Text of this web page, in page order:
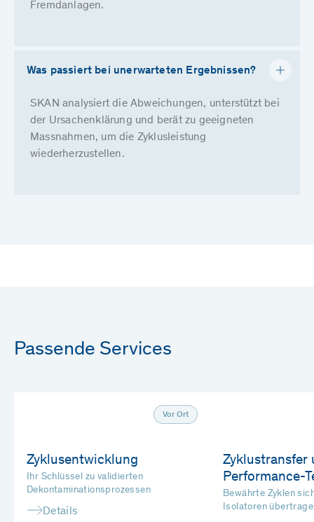
Fremdanlagen.
Was passiert bei unerwarteten Ergebnissen?
SKAN analysiert die Abweichungen, unterstützt bei
der Ursachenklärung und berät zu geeigneten
Massnahmen, um die Zyklusleistung
wiederherzustellen.
Passende Services
Vor Ort
Zyklusentwicklung
Ihr Schlüssel zu validierten
Dekontaminationsprozessen
Details
Zyklustransfer
Performance-
Bewährte Zyklen
Isolatoren